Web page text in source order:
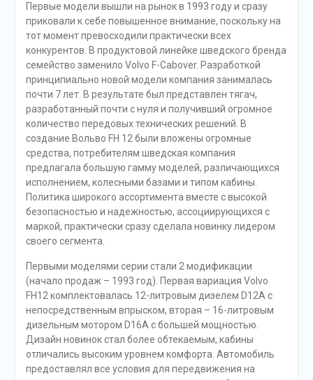
Первые модели вышли на рынок в 1993 году и сразу
приковали к себе повышенное внимание, поскольку на
тот момент превосходили практически всех
конкурентов. В продуктовой линейке шведского бренда
семейство заменило Volvo F-Cabover. Разработкой
принципиально новой модели компания занималась
почти 7 лет. В результате был представлен тягач,
разработанный почти с нуля и получивший огромное
количество передовых технических решений. В
создание Вольво FH 12 были вложены огромные
средства, потребителям шведская компания
предлагала большую гамму моделей, различающихся
исполнением, колесными базами и типом кабины.
Политика широкого ассортимента вместе с высокой
безопасностью и надежностью, ассоциирующихся с
маркой, практически сразу сделала новинку лидером
своего сегмента.
Первыми моделями серии стали 2 модификации
(начало продаж – 1993 год). Первая вариация Volvo
FH12 комплектовалась 12-литровым дизелем D12A с
непосредственным впрыском, вторая – 16-литровым
дизельным мотором D16A с большей мощностью.
Дизайн новинок стал более обтекаемым, кабины
отличались высоким уровнем комфорта. Автомобиль
предоставлял все условия для передвижения на